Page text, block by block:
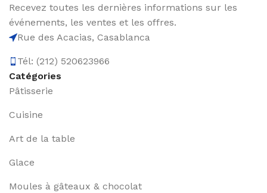
Recevez toutes les dernières informations sur les
événements, les ventes et les offres.
Rue des Acacias, Casablanca
Tél: (212) 520623966
Catégories
Pâtisserie
Cuisine
Art de la table
Glace
Moules à gâteaux & chocolat